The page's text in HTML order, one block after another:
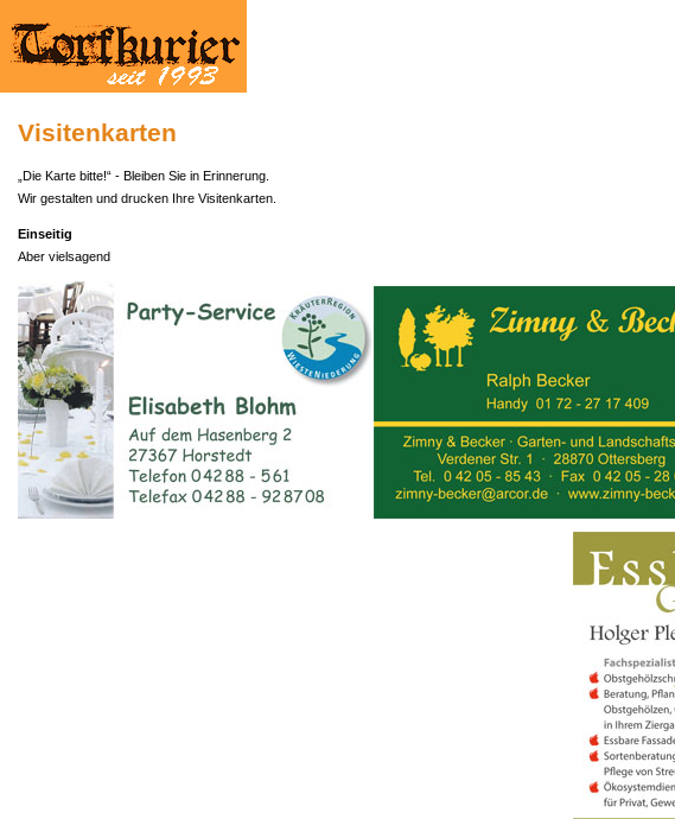
Visitenkarten
„Die Karte bitte!“ - Bleiben Sie in Erinnerung.
Wir gestalten und drucken Ihre Visitenkarten.
Einseitig
Aber vielsagend